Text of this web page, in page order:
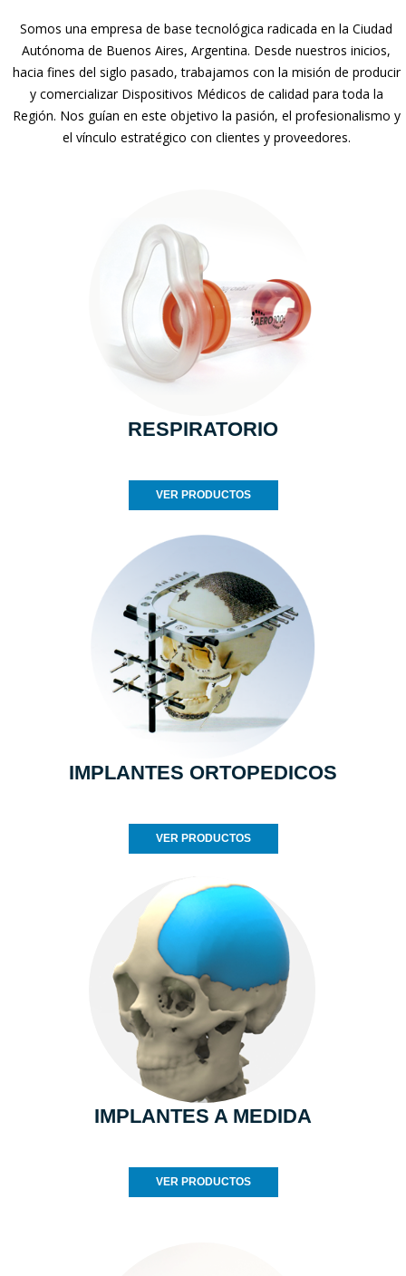
Somos una empresa de base tecnológica radicada en la Ciudad
Autónoma de Buenos Aires, Argentina. Desde nuestros inicios,
hacia fines del siglo pasado, trabajamos con la misión de producir
y comercializar Dispositivos Médicos de calidad para toda la
Región. Nos guían en este objetivo la pasión, el profesionalismo y
el vínculo estratégico con clientes y proveedores.
RESPIRATORIO
VER PRODUCTOS
IMPLANTES ORTOPEDICOS
VER PRODUCTOS
IMPLANTES A MEDIDA
VER PRODUCTOS